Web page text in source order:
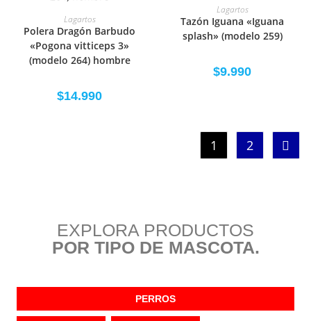
SELECCIONAR OPCIONES
Lagartos
Polera Dragón Barbudo
«Pogona vitticeps 3»
(modelo 264) hombre
$14.990
SELECCIONAR OPCIONES
Lagartos
Tazón Iguana «Iguana
splash» (modelo 259)
$9.990
1 2
EXPLORA PRODUCTOS
POR TIPO DE MASCOTA.
PERROS